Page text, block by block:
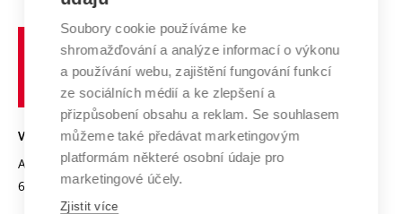
Systém zajišťování kvality výzkumu
Výzkumné infrastruktury
Transfer znalostí
Open Science
Projekty
Projekty ze strukturálních fondů
Specifický výzkum
Spolupráce se školami
Služby univerzity
Mezinárodní dohody
Univerzitní sítě
Profil univerzity
Udržitelná univerzita
Podnikavá univerzita / ContriBUTe
Bezpečná univerzita
Vyznamenání
Organizační struktura
učení
technické
VYSOKÉ UČENÍ TECHNICKÉ V BRNĚ
Antonínská 548/1
602 00 Brno
www.vut.cz
vut@vutbr.cz
Soubory cookie používáme ke
shromažďování a analýze informací o výkonu
a používání webu, zajištění fungování funkcí
ze sociálních médií a ke zlepšení a
přizpůsobení obsahu a reklam. Se souhlasem
můžeme také předávat marketingovým
platformám některé osobní údaje pro
marketingové účely.
Zjistit více